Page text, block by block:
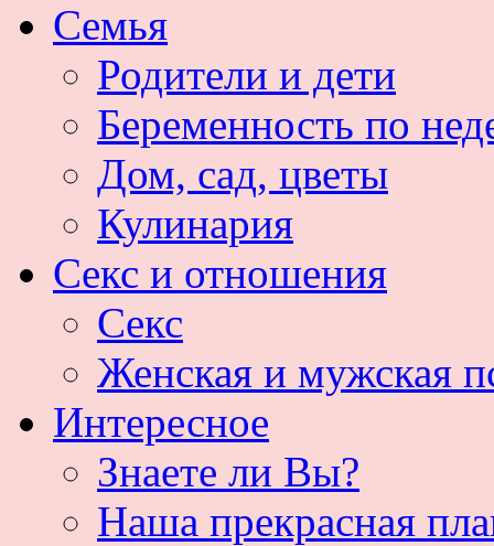
Семья
Родители и дети
Беременность по
Дом, сад, цветы
Кулинария
Секс и отношения
Секс
Женская и мужская
Интересное
Знаете ли Вы?
Наша прекрасная